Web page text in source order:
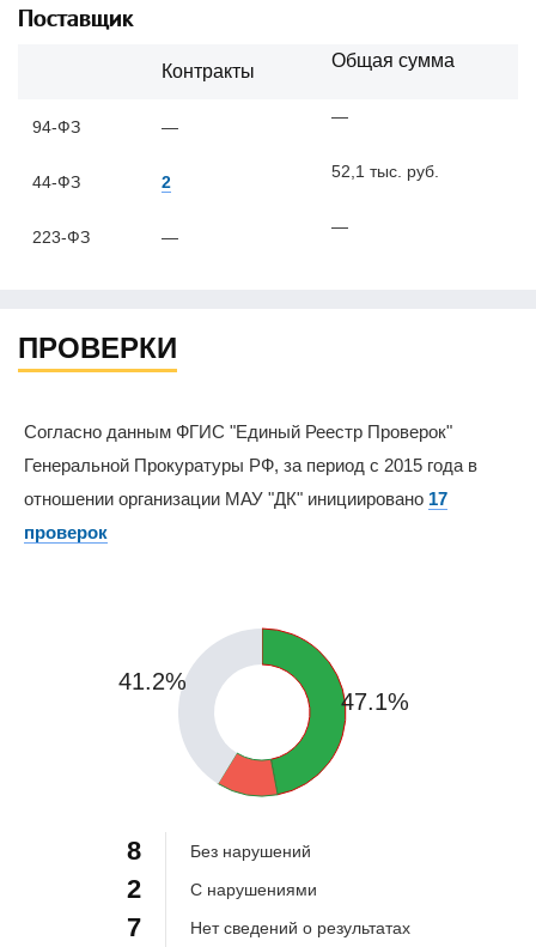
Поставщик
Контракты
Общая сумма
94-ФЗ —
—
44-ФЗ 2
52,1 тыс. руб.
223-ФЗ —
—
ПРОВЕРКИ
Согласно данным ФГИС "Единый Реестр Проверок"
Генеральной Прокуратуры РФ, за период с 2015 года в
отношении организации МАУ "ДК" инициировано 17
проверок
47.1%
41.2%
8
2
7
Без нарушений
С нарушениями
Нет сведений о результатах